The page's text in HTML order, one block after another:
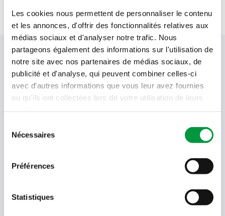
Les cookies nous permettent de personnaliser le contenu
et les annonces, d'offrir des fonctionnalités relatives aux
médias sociaux et d'analyser notre trafic. Nous
partageons également des informations sur l'utilisation de
notre site avec nos partenaires de médias sociaux, de
publicité et d'analyse, qui peuvent combiner celles-ci
avec d'autres informations que vous leur avez fournies
ou qu'ils ont collectées lors de votre utilisation de leurs
Nécessaires
Préférences
Statistiques
Votre newsletter Cactus
Offres, recettes, promotions et offres exclusives en
avant-première ! Recevez-les dans votre boîte de
email